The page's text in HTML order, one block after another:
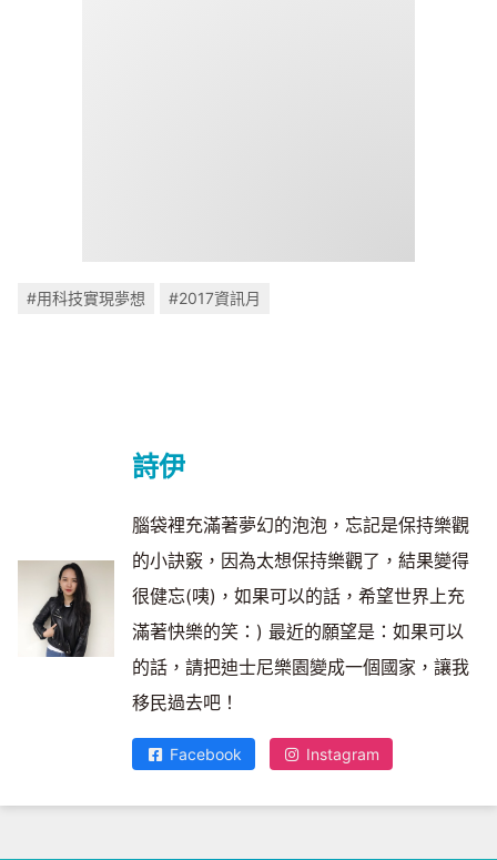
#用科技實現夢想 #2017資訊月
詩伊
腦袋裡充滿著夢幻的泡泡，忘記是保持樂觀
的小訣竅，因為太想保持樂觀了，結果變得
很健忘(咦)，如果可以的話，希望世界上充
滿著快樂的笑：) 最近的願望是：如果可以
的話，請把迪士尼樂園變成一個國家，讓我
移民過去吧！
Facebook Instagram